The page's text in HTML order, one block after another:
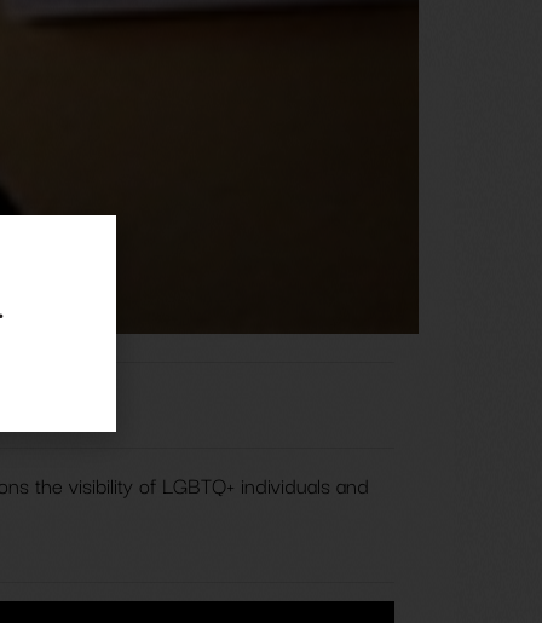
the visibility of LGBTQ+ individuals and